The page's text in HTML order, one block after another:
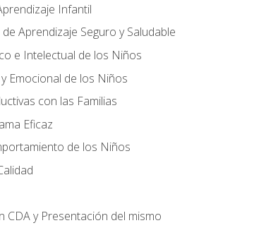
Infantil
Aprendizaje Seguro y Saludable
e Intelectual de los Niños
Emocional de los Niños
con las Familias
Eficaz
de los Niños
CDA y Presentación del mismo